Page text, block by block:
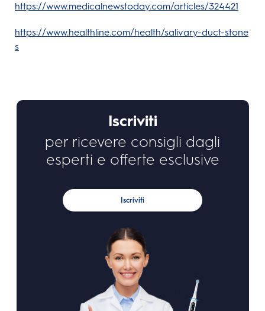
https://www.medicalnewstoday.com/articles/324421
https://www.healthline.com/health/salivary-duct-stone
s
Iscriviti
per ricevere consigli dagli
esperti e offerte esclusive
Iscriviti